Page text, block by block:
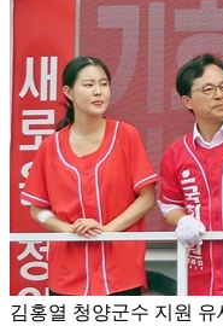
김홍열 청양군수 지원